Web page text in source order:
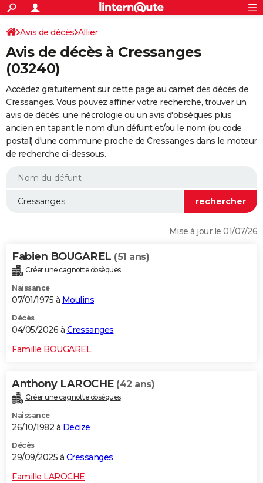
ACTUALITÉS
Politique
Société
Faits Divers
Education
Monde
Villes
+
SPORT
Coupe du monde 2026
Football
Tennis
Cyclisme
Rugby
Forum
FINANCE
Retraite
Impôts
Epargne
Immobilier
Risques naturels par ville
Banque
Assurance
Crédit
Essais
Réserver un essai
Citadines
Berlines
SUV
Forum auto
+
HIGH-TECH
Mobiles
Meilleur smartphone
Internet
Ordinateurs
Jeux vidéo
Guide high-tech
+
BRICOLAGE
Forum
Aménagement intérieur
Extérieur
Cuisine
Salle de bains
Jardinage
Rangement
WEEK-END
Guides de France
Escapades
Patrimoine
Expositions
Musées
Week-end nature
LIFESTYLE
Alimentation
Guide de la santé
Maladies
Médicaments
Sommeil
VOYAGE
Destinations
City break
Voyage nature
Voyage de noces
Forum
Climat
+PHOTO
GUIDES D'ACHAT
BONS PLANS
CARTE DE VOEUX
Dictionnaire
Biographies
Citations
Expressions
Proverbes
PROGRAMME TV
COPAINS D'AVANT
S'inscrire
Se connecter
Lycées
Collèges
Primaires
Universités
Entreprises
Service militaire
Avis de recherche
AVIS DE DÉCÈS
Avis de décès Allier
Avis de décès à Cressanges
(03240)
Accédez gratuitement sur cette page au carnet des décès de
Cressanges. Vous pouvez affiner votre recherche, trouver un
avis de décès, une nécrologie ou un avis d'obsèques plus
ancien en tapant le nom d'un défunt et/ou le nom (ou code
postal) d'une commune proche de Cressanges dans le moteur
de recherche ci-dessous.
Mise à jour le 01/07/26
Fabien BOUGAREL (51 ans)
Créer une cagnotte obsèques
Naissance
07/01/1975 à Moulins
Décès
04/05/2026 à Cressanges
Famille BOUGAREL
Anthony LAROCHE (42 ans)
Créer une cagnotte obsèques
Naissance
26/10/1982 à Decize
Décès
29/09/2025 à Cressanges
Famille LAROCHE